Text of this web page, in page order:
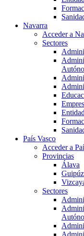
Navarra
Acceder a
Sectores
País Vasco
Acceder a
Provincias
Álava
Sectores